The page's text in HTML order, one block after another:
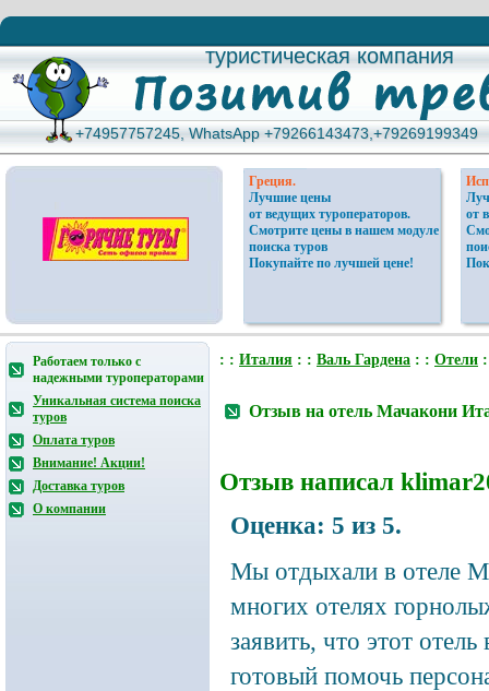
туристическая компания
туристическая компания
+74957757245, WhatsApp +79266143473,+79269199349
+74957757245, WhatsApp +79266143473,+79269199349
Греция.
Лучшие цены
от ведущих туроператоров.
Смотрите цены в нашем модуле
поиска туров
Покупайте по лучшей цене!
от
Работаем только с
надежными туроператорами
Уникальная система поиска
туров
Оплата туров
Внимание! Акции!
Доставка туров
О компании
: : Италия : : Валь Гардена : : Отели
Отзыв на отель Мачакони
Отзыв написал
Оценка: 5 из 5.
Мы отдыхали в отеле
многих отелях
заявить, что этот
готовый помочь